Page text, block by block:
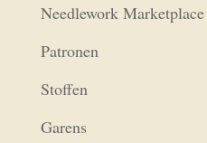
Needlework
Patronen
Stoffen
Garens